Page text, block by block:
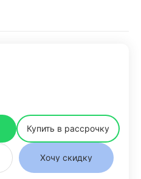
Купить в рассрочку
Хочу скидку